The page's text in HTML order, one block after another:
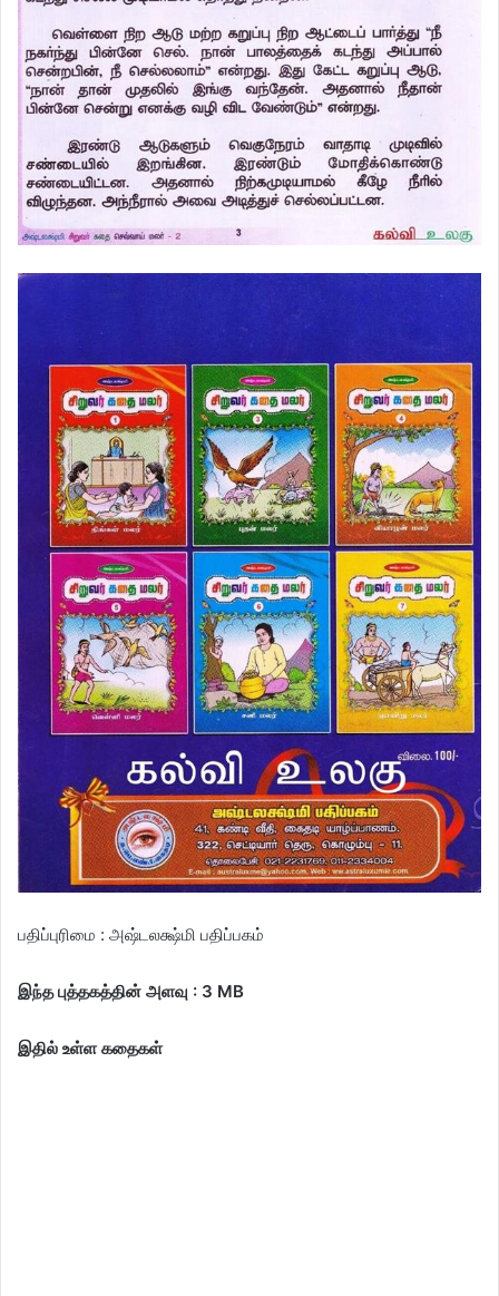
பதிப்புரிமை : அஷ்டலக்ஷ்மி பதிப்பகம்
இந்த புத்தகத்தின் அளவு : 3 MB
இதில் உள்ள கதைகள்